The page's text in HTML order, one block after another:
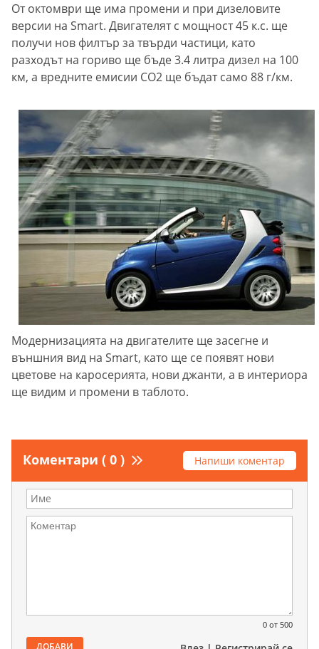
От октомври ще има промени и при дизеловите
версии на Smart. Двигателят с мощност 45 к.с. ще
получи нов филтър за твърди частици, като
разходът на гориво ще бъде 3.4 литра дизел на 100
км, а вредните емисии СО2 ще бъдат само 88 г/км.
Модернизацията на двигателите ще засегне и
външния вид на Smart, като ще се появят нови
цветове на каросерията, нови джанти, а в интериора
ще видим и промени в таблото.
Коментари ( 0 ) Напиши коментар
0 от 500